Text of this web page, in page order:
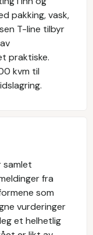
pakking, vask,
T-line tilbyr
praktiske.
kvm til
samlet
fra
som
vurderinger
et helhetlig